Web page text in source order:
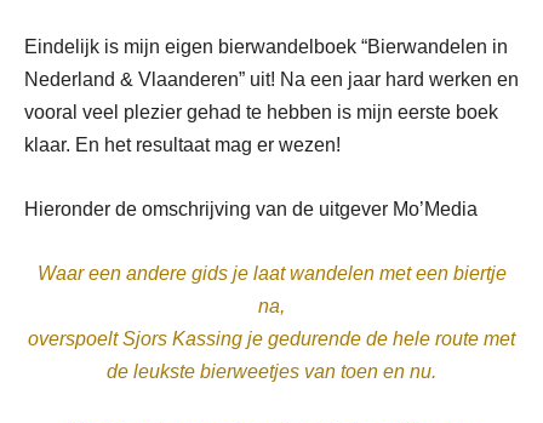
Eindelijk is mijn eigen bierwandelboek “Bierwandelen in
Nederland & Vlaanderen” uit! Na een jaar hard werken en
vooral veel plezier gehad te hebben is mijn eerste boek
klaar. En het resultaat mag er wezen!
Hieronder de omschrijving van de uitgever Mo’Media
Waar een andere gids je laat wandelen met een biertje
na,
overspoelt Sjors Kassing je gedurende de hele route met
de leukste bierweetjes van toen en nu.